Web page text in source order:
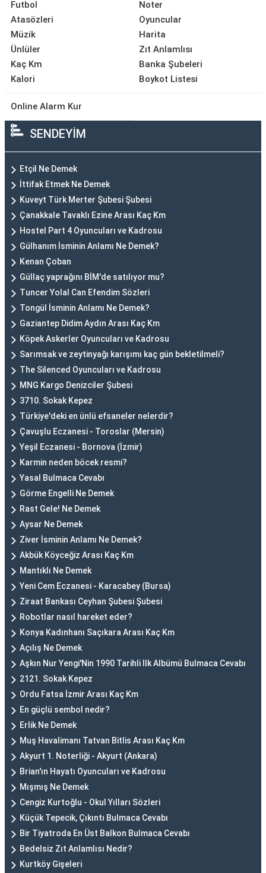
Futbol
Atasözleri
Müzik
Ünlüler
Kaç Km
Kalori
Noter
Oyuncular
Harita
Zıt Anlamlısı
Banka Şubeleri
Boykot Listesi
Online Alarm Kur
SENDEYİM
Etçil Ne Demek
İttifak Etmek Ne Demek
Kuveyt Türk Merter Şubesi Şubesi
Çanakkale Tavaklı Ezine Arası Kaç Km
Hostel Part 4 Oyuncuları ve Kadrosu
Gülhanım İsminin Anlamı Ne Demek?
Kenan Çoban
Güllaç yaprağını BİM'de satılıyor mu?
Tuncer Yolal Can Efendim Sözleri
Tongül İsminin Anlamı Ne Demek?
Gaziantep Didim Aydın Arası Kaç Km
Köpek Askerler Oyuncuları ve Kadrosu
Sarımsak ve zeytinyağı karışımı kaç gün bekletilmeli?
The Silenced Oyuncuları ve Kadrosu
MNG Kargo Denizciler Şubesi
3710. Sokak Kepez
Türkiye'deki en ünlü efsaneler nelerdir?
Çavuşlu Eczanesi - Toroslar (Mersin)
Yeşil Eczanesi - Bornova (İzmir)
Karmin neden böcek resmi?
Yasal Bulmaca Cevabı
Görme Engelli Ne Demek
Rast Gele! Ne Demek
Aysar Ne Demek
Ziver İsminin Anlamı Ne Demek?
Akbük Köyceğiz Arası Kaç Km
Mantıklı Ne Demek
Yeni Cem Eczanesi - Karacabey (Bursa)
Ziraat Bankası Ceyhan Şubesi Şubesi
Robotlar nasıl hareket eder?
Konya Kadınhanı Saçıkara Arası Kaç Km
Açılış Ne Demek
Aşkın Nur Yengi'Nin 1990 Tarihli Ilk Albümü Bulmaca Cevabı
2121. Sokak Kepez
Ordu Fatsa İzmir Arası Kaç Km
En güçlü sembol nedir?
Erlik Ne Demek
Muş Havalimanı Tatvan Bitlis Arası Kaç Km
Akyurt 1. Noterliği - Akyurt (Ankara)
Brian'ın Hayatı Oyuncuları ve Kadrosu
Mışmış Ne Demek
Cengiz Kurtoğlu - Okul Yılları Sözleri
Küçük Tepecik, Çıkıntı Bulmaca Cevabı
Bir Tiyatroda En Üst Balkon Bulmaca Cevabı
Bedelsiz Zıt Anlamlısı Nedir?
Kurtköy Gişeleri